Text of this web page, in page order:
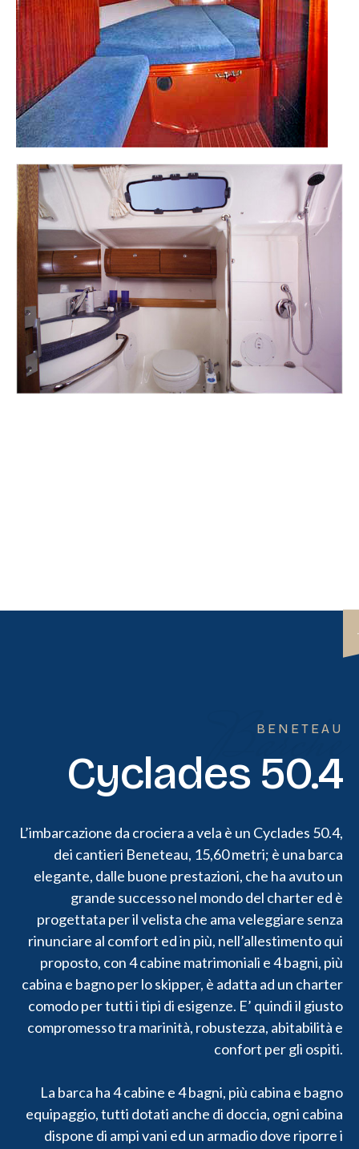
Barche
BENETEAU
Cyclades 50.4
L’imbarcazione da crociera a vela è un Cyclades 50.4,
dei cantieri Beneteau, 15,60 metri; è una barca
elegante, dalle buone prestazioni, che ha avuto un
grande successo nel mondo del charter ed è
progettata per il velista che ama veleggiare senza
rinunciare al comfort ed in più, nell’allestimento qui
proposto, con 4 cabine matrimoniali e 4 bagni, più
cabina e bagno per lo skipper, è adatta ad un charter
comodo per tutti i tipi di esigenze. E’ quindi il giusto
compromesso tra marinità, robustezza, abitabilità e
confort per gli ospiti.
La barca ha 4 cabine e 4 bagni, più cabina e bagno
equipaggio, tutti dotati anche di doccia, ogni cabina
dispone di ampi vani ed un armadio dove riporre i